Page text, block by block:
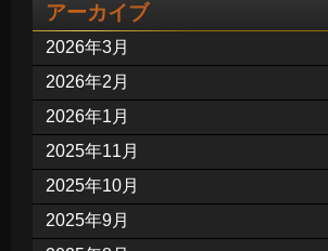
アーカイブ
2026年3月
2026年2月
2026年1月
2025年11月
2025年10月
2025年9月